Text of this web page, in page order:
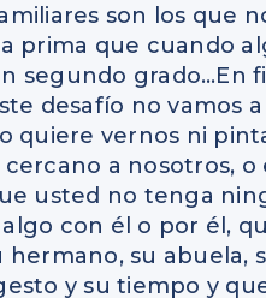
son los que
prima que cuando
segundo grado…En
desafío no vamos
quiere vernos ni
a nosotros,
usted no tenga
con él o por él,
hermano, su abuela,
y su tiempo y